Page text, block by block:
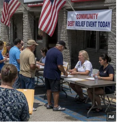
11/1 khẳng định phần
tại trại giam Bagram là